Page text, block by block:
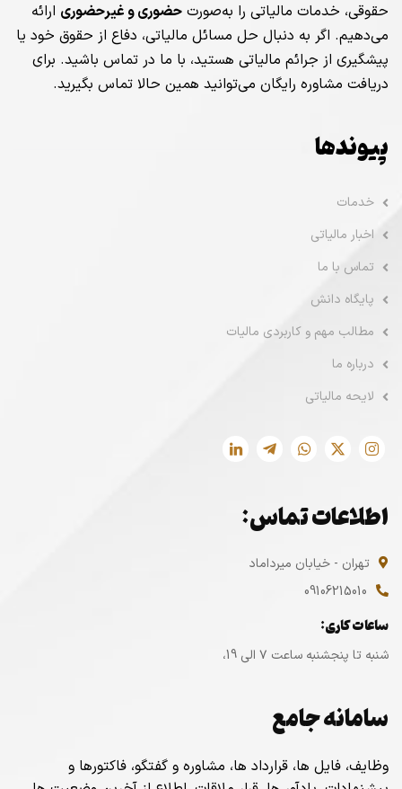
حقوقی، خدمات مالیاتی را به‌صورت حضوری و غیرحضوری ارائه
می‌دهیم. اگر به دنبال حل مسائل مالیاتی، دفاع از حقوق خود یا
پیشگیری از جرائم مالیاتی هستید، با ما در تماس باشید. برای
دریافت مشاوره رایگان می‌توانید همین حالا تماس بگیرید.
پیوندها
خدمات
اخبار مالیاتی
تماس با ما
پایگاه دانش
مطالب مهم و کاربردی مالیات
درباره ما
لایحه مالیاتی
اطلاعات تماس:
تهران - خیابان میرداماد
09106215010
ساعات کاری:
شنبه تا پنجشنبه ساعت ۷ الی 19،
سامانه جامع
وظایف، فایل ها، قرارداد ها، مشاوره و گفتگو، فاکتورها و